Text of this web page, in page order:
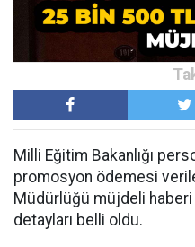
Milli Eğitim Bakanlığı
promosyon ödemesi
Müdürlüğü müjdeli haberi
detayları belli oldu.